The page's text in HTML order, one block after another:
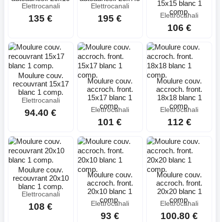
Elettrocanali
135 €
Elettrocanali
195 €
15x15 blanc 1
comp.
Elettrocanali
106 €
Moulure couv.
recouvrant 15x17
blanc 1 comp.
Elettrocanali
94.40 €
Moulure couv.
accroch. front.
15x17 blanc 1
comp.
Elettrocanali
101 €
Moulure couv.
accroch. front.
18x18 blanc 1
comp.
Elettrocanali
112 €
Moulure couv.
recouvrant 20x10
blanc 1 comp.
Elettrocanali
108 €
Moulure couv.
accroch. front.
20x10 blanc 1
comp.
Elettrocanali
93 €
Moulure couv.
accroch. front.
20x20 blanc 1
comp.
Elettrocanali
100.80 €